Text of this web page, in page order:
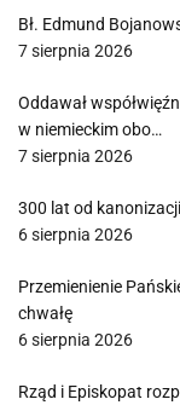
Bł. Edmund
7 sierpnia 2026
Oddawał
w niemieckim obo…
7 sierpnia 2026
300 lat od
6 sierpnia 2026
Przemienienie
chwałę
6 sierpnia 2026
Rząd i Episkopat